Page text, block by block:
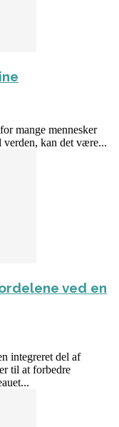
mange mennesker
verden, kan det være...
ved en
integreret del af
til at forbedre